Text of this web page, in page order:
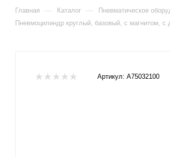
Главная — Каталог — Пневматическое
Пневмоцилиндр круглый, базовый, с магнитом,
Артикул: A75032100